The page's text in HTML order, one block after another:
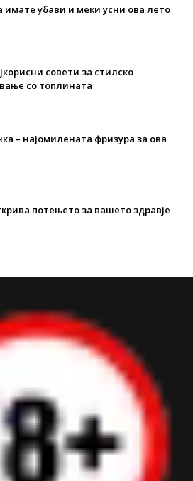
имате убави и меки усни ова лето
совети за стилско
со топлината
– најомилената фризура за ова
потењето за вашето здравје